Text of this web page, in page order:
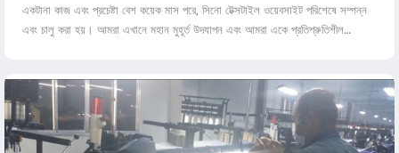
একটানা কাজ এবং প্রচেষ্টা বেশ কয়েক মাস পরে, সিনো টেক্সটাইল ওয়েবসাইট পরিশেষে সম্পন্ন
এবং চালু করা হয়। আমরা এখানে মহান মুহূর্ত উদযাপন এবং আমরা একে প্রতিশ্রুতিশীল